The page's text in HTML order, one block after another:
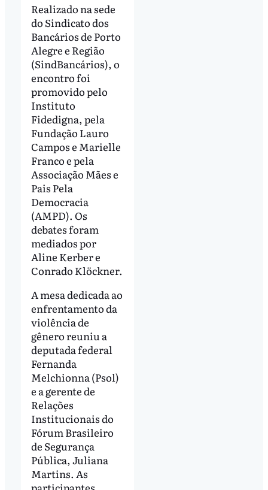
Realizado na sede
do Sindicato dos
Bancários de Porto
Alegre e Região
(SindBancários), o
encontro foi
promovido pelo
Instituto
Fidedigna, pela
Fundação Lauro
Campos e Marielle
Franco e pela
Associação Mães e
Pais Pela
Democracia
(AMPD). Os
debates foram
mediados por
Aline Kerber e
Conrado Klöckner.
A mesa dedicada ao
enfrentamento da
violência de
gênero reuniu a
deputada federal
Fernanda
Melchionna (Psol)
e a gerente de
Relações
Institucionais do
Fórum Brasileiro
de Segurança
Pública, Juliana
Martins. As